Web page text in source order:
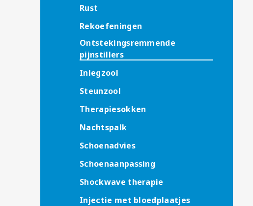
Rust
Rekoefeningen
Ontstekingsremmende
pijnstillers
Inlegzool
Steunzool
Therapiesokken
Nachtspalk
Schoenadvies
Schoenaanpassing
Shockwave therapie
Injectie met bloedplaatjes